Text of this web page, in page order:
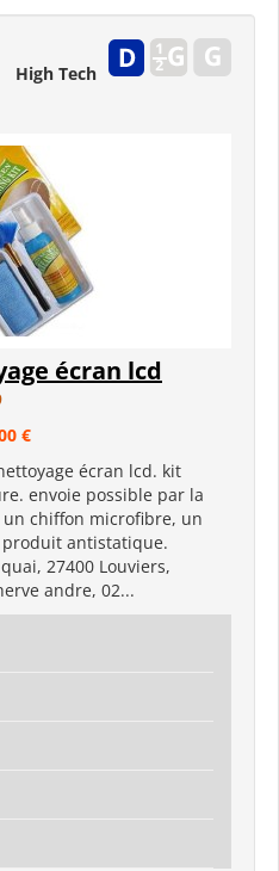
High Tech
écran lcd
€
écran lcd. kit
envoie possible par la
chiffon microfibre, un
antistatique.
27400 Louviers,
andre, 02...